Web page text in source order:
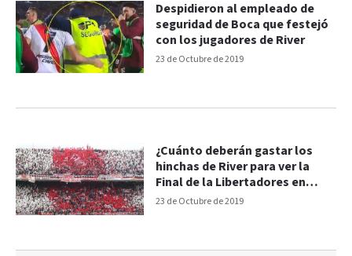
23 de Octubre de 2019
Despidieron al empleado de
seguridad de Boca que festejó
con los jugadores de River
23 de Octubre de 2019
¿Cuánto deberán gastar los
hinchas de River para ver la
Final de la Libertadores en
Chile?